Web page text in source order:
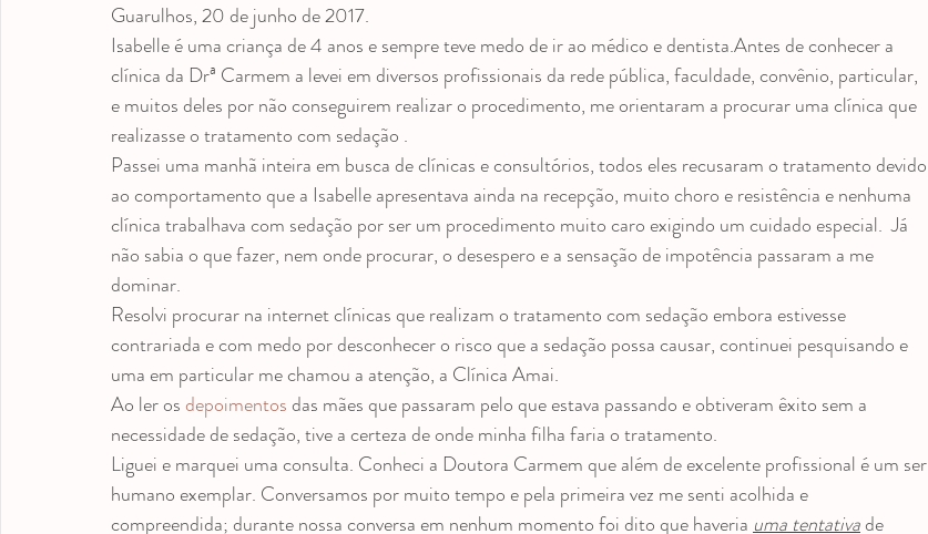
medicação antroposófica Odontopediatria Videos e entrevistas
Guarulhos, 20 de junho de 2017.
Isabelle é uma criança de 4 anos e sempre teve medo de ir ao médico e dentista.Antes de conhecer a
clínica da Drª Carmem a levei em diversos profissionais da rede pública, faculdade, convênio, particular,
e muitos deles por não conseguirem realizar o procedimento, me orientaram a procurar uma clínica que
realizasse o tratamento com sedação .
Passei uma manhã inteira em busca de clínicas e consultórios, todos eles recusaram o tratamento devido
ao comportamento que a Isabelle apresentava ainda na recepção, muito choro e resistência e nenhuma
clínica trabalhava com sedação por ser um procedimento muito caro exigindo um cuidado especial.  Já
não sabia o que fazer, nem onde procurar, o desespero e a sensação de impotência passaram a me
dominar.
Resolvi procurar na internet clínicas que realizam o tratamento com sedação embora estivesse
contrariada e com medo por desconhecer o risco que a sedação possa causar, continuei pesquisando e
uma em particular me chamou a atenção, a Clínica Amai.
Ao ler os depoimentos das mães que passaram pelo que estava passando e obtiveram êxito sem a
necessidade de sedação, tive a certeza de onde minha filha faria o tratamento.
Liguei e marquei uma consulta. Conheci a Doutora Carmem que além de excelente profissional é um ser
humano exemplar. Conversamos por muito tempo e pela primeira vez me senti acolhida e
compreendida; durante nossa conversa em nenhum momento foi dito que haveria uma tentativa de